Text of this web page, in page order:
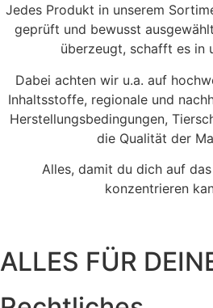
Jedes Produkt in unserem
geprüft und bewusst
überzeugt, schafft es in
Dabei achten wir u.a. auf
Inhaltsstoffe, regionale und
Herstellungsbedingungen,
die Qualität der
Alles, damit du dich auf
konzentrieren
ALLES FÜR